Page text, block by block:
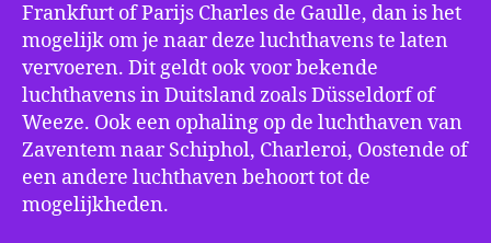
Frankfurt of Parijs Charles de Gaulle, dan is het
mogelijk om je naar deze luchthavens te laten
vervoeren. Dit geldt ook voor bekende
luchthavens in Duitsland zoals Düsseldorf of
Weeze. Ook een ophaling op de luchthaven van
Zaventem naar Schiphol, Charleroi, Oostende of
een andere luchthaven behoort tot de
mogelijkheden.